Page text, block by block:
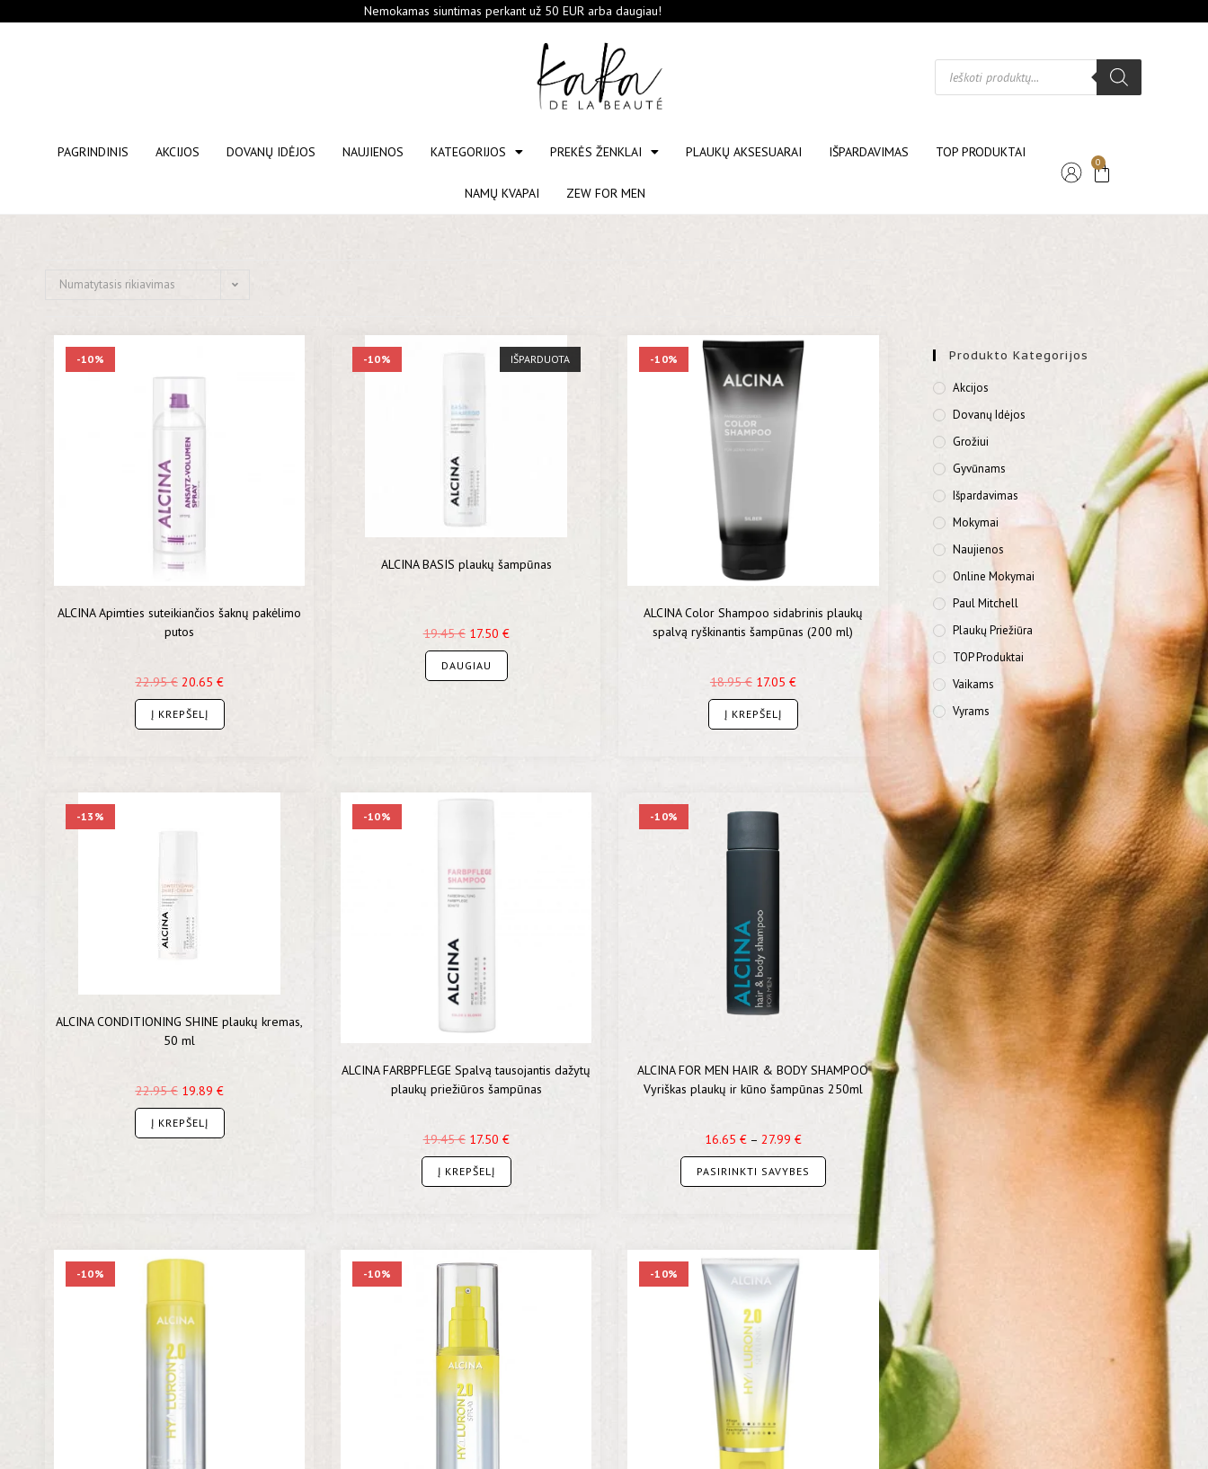
Nemokamas siuntimas perkant už 50 EUR arba daugiau!
PAGRINDINIS AKCIJOS DOVANŲ IDĖJOS NAUJIENOS KATEGORIJOS PREKĖS ŽENKLAI PLAUKŲ AKSESUARAI IŠPARDAVIMAS TOP PRODUKTAI
NAMŲ KVAPAI ZEW FOR MEN
0
Numatytasis rikiavimas
-10%
ALCINA Apimties suteikiančios šaknų pakėlimo
putos
22.95€ 20.65 €
Į KREPŠELĮ
IŠPARDUOTA
-10%
ALCINA BASIS plaukų šampūnas
19.45€ 17.50 €
DAUGIAU
-10%
ALCINA Color Shampoo sidabrinis plaukų
spalvą ryškinantis šampūnas (200 ml)
18.95€ 17.05 €
Į KREPŠELĮ
-13%
ALCINA CONDITIONING SHINE plaukų kremas,
50 ml
22.95€ 19.89 €
Į KREPŠELĮ
-10%
ALCINA FARBPFLEGE Spalvą tausojantis dažytų
plaukų priežiūros šampūnas
19.45€ 17.50 €
Į KREPŠELĮ
-10%
ALCINA FOR MEN HAIR & BODY SHAMPOO
Vyriškas plaukų ir kūno šampūnas 250ml
16.65 € – 27.99 €
PASIRINKTI SAVYBES
-10% -10% -10%
Produkto Kategorijos
Akcijos
Dovanų Idėjos
Grožiui
Gyvūnams
Išpardavimas
Mokymai
Naujienos
Online Mokymai
Paul Mitchell
Plaukų Priežiūra
TOP Produktai
Vaikams
Vyrams